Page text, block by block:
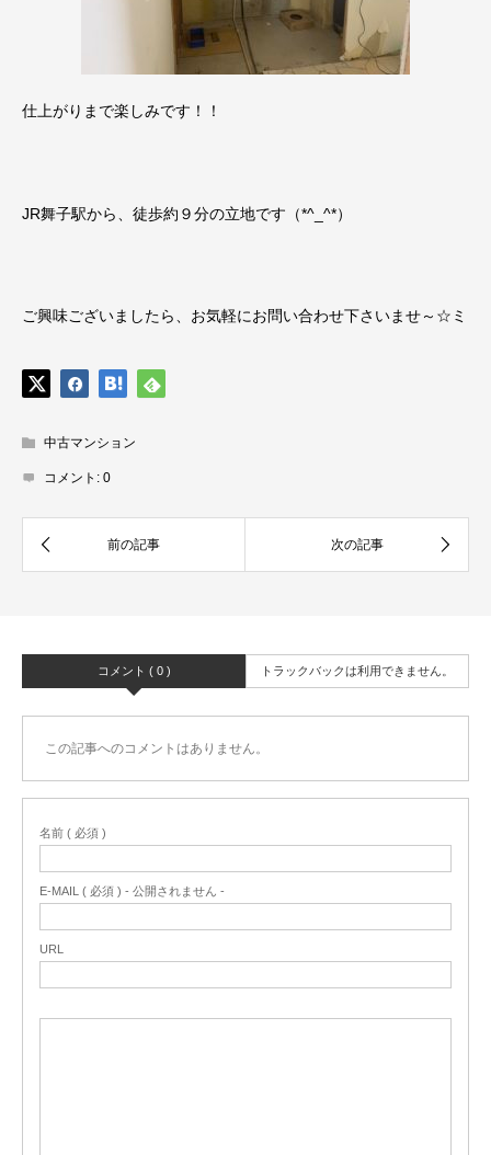
仕上がりまで楽しみです！！
JR舞子駅から、徒歩約９分の立地です（*^_^*）
ご興味ございましたら、お気軽にお問い合わせ下さいませ～☆ミ
中古マンション
コメント: 0
コメント ( 0 ) トラックバックは利用できません。
この記事へのコメントはありません。
名前 ( 必須 )
E-MAIL ( 必須 ) - 公開されません -
URL